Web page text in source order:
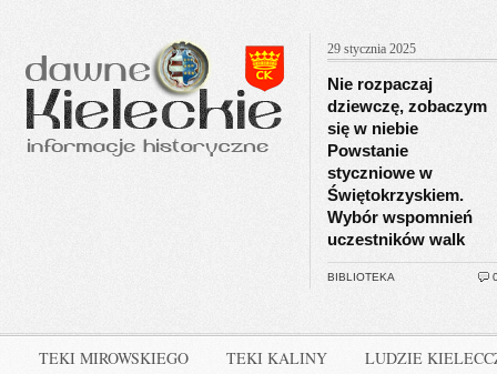
29 stycznia 2025
Nie rozpaczaj
dziewczę, zobaczym
się w niebie
Powstanie
styczniowe w
Świętokrzyskiem.
Wybór wspomnień
uczestników walk
BIBLIOTEKA
TEKI MIROWSKIEGO TEKI KALINY LUDZIE